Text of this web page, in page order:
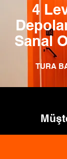
4
Sanal
TURA